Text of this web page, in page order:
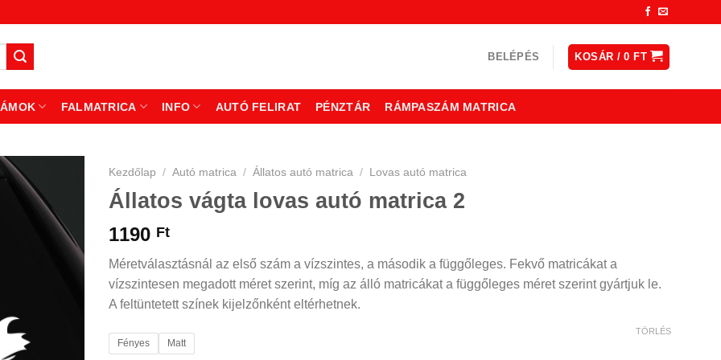
BELÉPÉS KOSÁR /0FT
FALMATRICA INFO AUTÓ FELIRAT PÉNZTÁR RÁMPASZÁM MATRICA
Kezdőlap / Autó matrica / Állatos autó matrica / Lovas autó matrica
Állatos vágta lovas autó matrica 2
1190 Ft
Méretválasztásnál az első szám a vízszintes, a második a függőleges. Fekvő matricákat a
vízszintesen megadott méret szerint, míg az álló matricákat a függőleges méret szerint gyártjuk le.
A feltüntetett színek kijelzőnként eltérhetnek.
Fényes Matt
TÖRLÉS